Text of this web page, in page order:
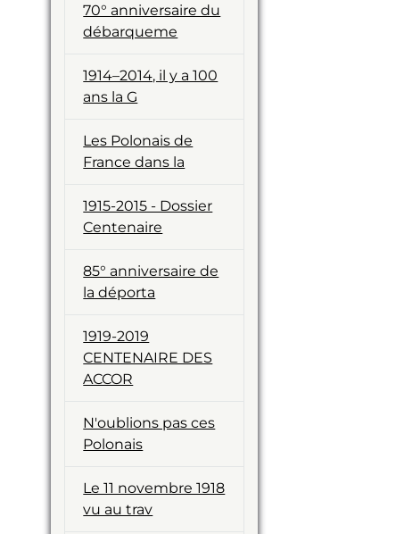
70° anniversaire du
débarqueme
1914–2014, il y a 100
ans la G
Les Polonais de
France dans la
1915-2015 - Dossier
Centenaire
85° anniversaire de
la déporta
1919-2019
CENTENAIRE DES
ACCOR
N'oublions pas ces
Polonais
Le 11 novembre 1918
vu au trav